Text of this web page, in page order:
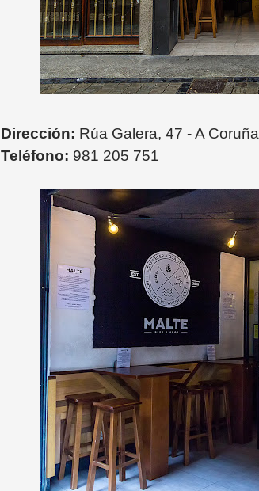
Dirección: Rúa Galera, 47 - A Coruña
Teléfono: 981 205 751